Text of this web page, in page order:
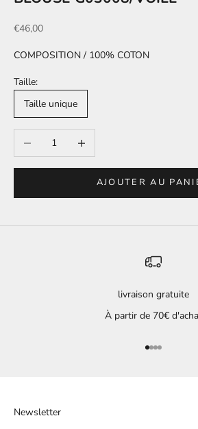
Prix de vente
€46,00
COMPOSITION / 100% COTON
Taille:
Taille unique
Diminuer la quantitéAugmenter la quantité
AJOUTER AU
livraison gratuite
À partir de 70€
Aller à
Aller à
Aller à
Aller à
Newsletter